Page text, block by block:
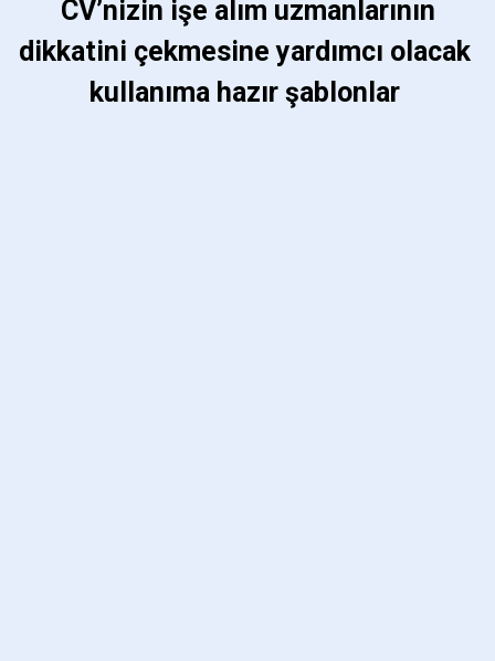
dikkatini çekmesine yardımcı olacak
kullanıma hazır şablonlar